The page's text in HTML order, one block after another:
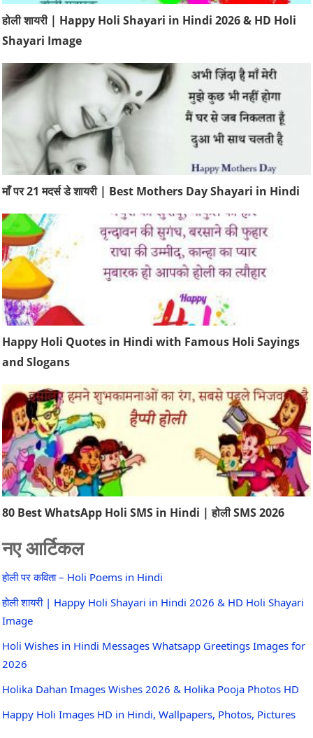
होली शायरी | Happy Holi Shayari in Hindi 2026 & HD Holi
Shayari Image
माँ पर 21 मदर्स डे शायरी | Best Mothers Day Shayari in Hindi
Happy Holi Quotes in Hindi with Famous Holi Sayings
and Slogans
80 Best WhatsApp Holi SMS in Hindi | होली SMS 2026
नए आर्टिकल
होली पर कविता – Holi Poems in Hindi
होली शायरी | Happy Holi Shayari in Hindi 2026 & HD Holi Shayari
Image
Holi Wishes in Hindi Messages Whatsapp Greetings Images for
2026
Holika Dahan Images Wishes 2026 & Holika Pooja Photos HD
Happy Holi Images HD in Hindi, Wallpapers, Photos, Pictures